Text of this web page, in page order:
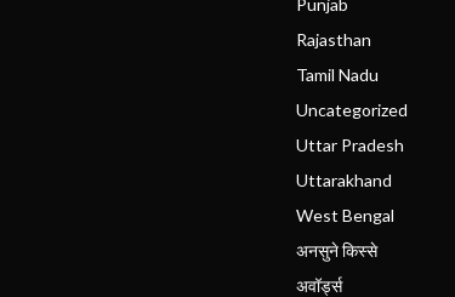
Rajasthan
Tamil Nadu
Uncategorized
Uttar Pradesh
Uttarakhand
West Bengal
अनसुने किस्से
अवॉर्ड्स